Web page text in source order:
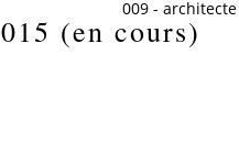
015 (en cours)